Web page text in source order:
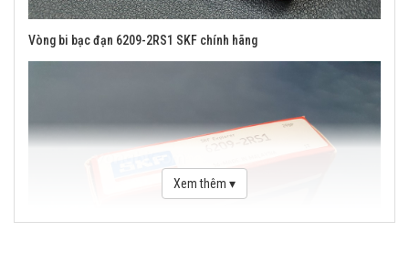
Vòng bi bạc đạn 6209-2RS1 SKF chính hãng
Xem thêm ▾